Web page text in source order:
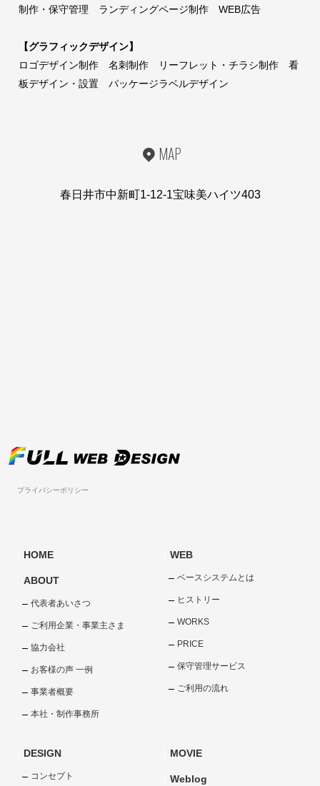
制作・保守管理 ランディングページ制作 WEB広告
【グラフィックデザイン】
ロゴデザイン制作 名刺制作 リーフレット・チラシ制作 看
板デザイン・設置 パッケージラベルデザイン
MAP
春日井市中新町1-12-1宝味美ハイツ403
プライバシーポリシー
HOME
ABOUT
代表者あいさつ
ご利用企業・事業主さま
協力会社
お客様の声 一例
事業者概要
本社・制作事務所
WEB
ベースシステムとは
ヒストリー
WORKS
PRICE
保守管理サービス
ご利用の流れ
DESIGN
コンセプト
MOVIE
Weblog